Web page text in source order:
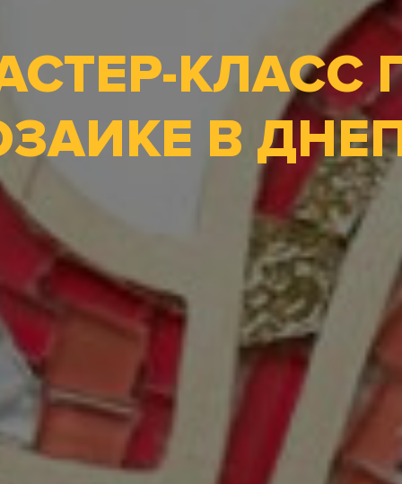
КЛАСС
В